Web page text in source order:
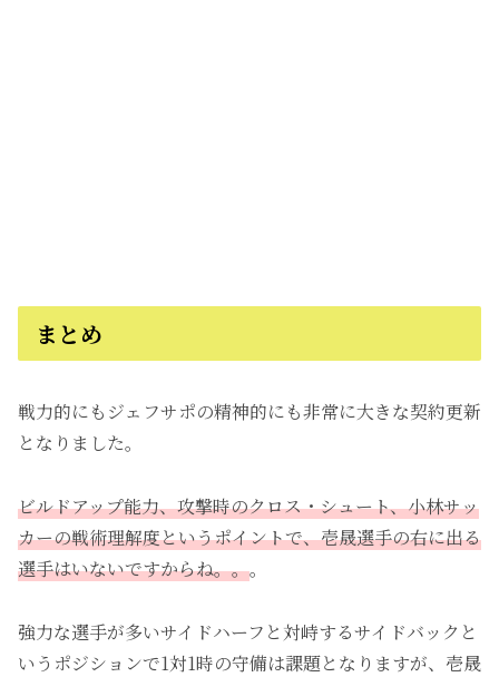
まとめ
戦力的にもジェフサポの精神的にも非常に大きな契約更新
となりました。
ビルドアップ能力、攻撃時のクロス・シュート、小林サッ
カーの戦術理解度というポイントで、壱晟選手の右に出る
選手はいないですからね。。。
強力な選手が多いサイドハーフと対峙するサイドバックと
いうポジションで1対1時の守備は課題となりますが、壱晟